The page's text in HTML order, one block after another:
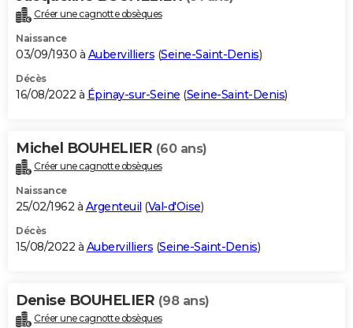
Créer une cagnotte obsèques
Naissance
03/09/1930 à Aubervilliers (Seine-Saint-Denis)
Décès
16/08/2022 à Épinay-sur-Seine (Seine-Saint-Denis)
Michel BOUHELIER (60 ans)
Créer une cagnotte obsèques
Naissance
25/02/1962 à Argenteuil (Val-d'Oise)
Décès
15/08/2022 à Aubervilliers (Seine-Saint-Denis)
Denise BOUHELIER (98 ans)
Créer une cagnotte obsèques